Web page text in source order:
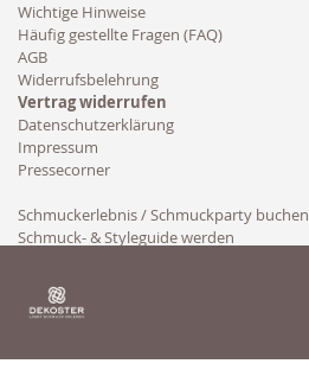
Wichtige Hinweise
Häufig gestellte Fragen (FAQ)
AGB
Widerrufsbelehrung
Vertrag widerrufen
Datenschutzerklärung
Impressum
Pressecorner
Schmuckerlebnis / Schmuckparty buchen
Schmuck- & Styleguide werden